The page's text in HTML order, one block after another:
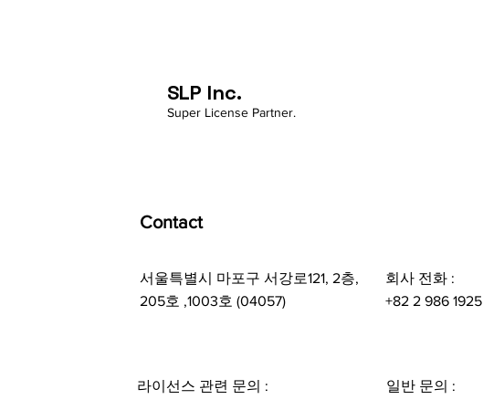
SLP Inc.
Super License Partner.
Contact
서울특별시 마포구 서강로121, 2층,
205호 ,1003호 (04057)
라이선스 관련 문의 :
회사 전화 :
+82 2 986 1925
일반 문의 :